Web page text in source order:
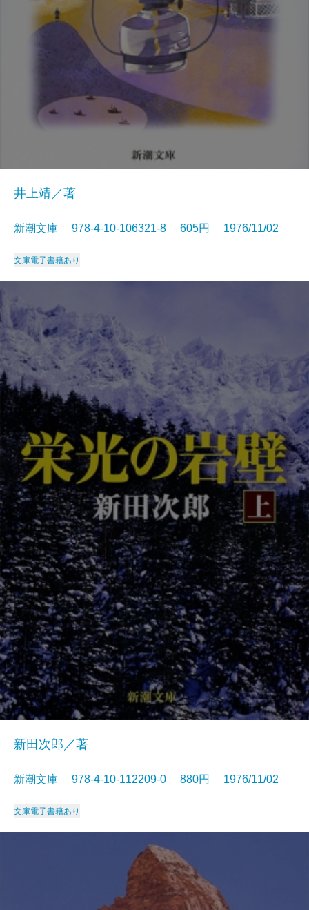
井上靖／著
新潮文庫 978-4-10-106321-8 605円 1976/11/02
文庫電子書籍あり
新田次郎／著
新潮文庫 978-4-10-112209-0 880円 1976/11/02
文庫電子書籍あり